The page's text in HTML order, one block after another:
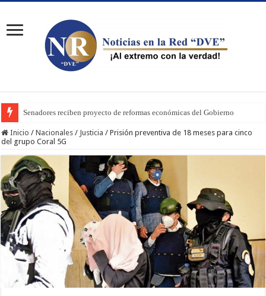
Senadores reciben proyecto de reformas económicas del Gobierno
Inicio / Nacionales / Justicia / Prisión preventiva de 18 meses para cinco
del grupo Coral 5G